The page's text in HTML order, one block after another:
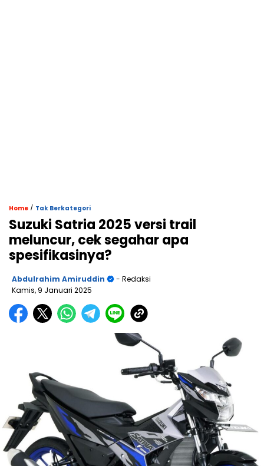
Home / Tak Berkategori
Suzuki Satria 2025 versi trail
meluncur, cek segahar apa
spesifikasinya?
Abdulrahim Amiruddin
- Redaksi
Kamis, 9 Januari 2025